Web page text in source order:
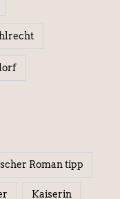
Roman tipp
Kaiserin